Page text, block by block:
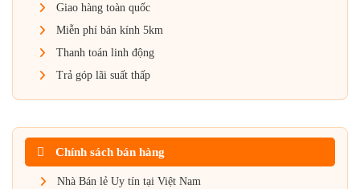
Giao hàng toàn quốc
Miễn phí bán kính 5km
Thanh toán linh động
Trả góp lãi suất thấp
Chính sách bán hàng
Nhà Bán lẻ Uy tín tại Việt Nam